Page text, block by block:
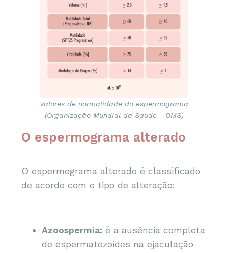
Valores de normalidade do espermograma
(Organização Mundial da Saúde - OMS)
O espermograma alterado
O espermograma alterado é classificado
de acordo com o tipo de alteração:
Azoospermia: é a ausência completa
de espermatozoides na ejaculação